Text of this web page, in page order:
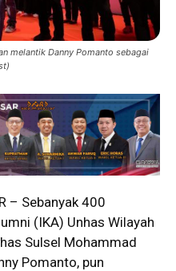
melantik Danny Pomanto sebagai
– Sebanyak 400
(IKA) Unhas Wilayah
Sulsel Mohammad
Pomanto, pun